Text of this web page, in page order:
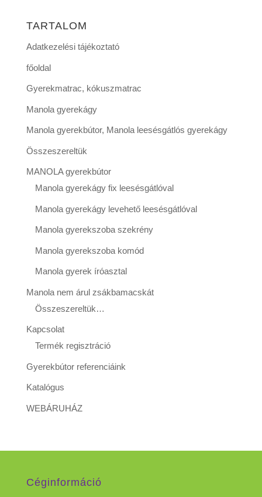
TARTALOM
Adatkezelési tájékoztató
főoldal
Gyerekmatrac, kókuszmatrac
Manola gyerekágy
Manola gyerekbútor, Manola leesésgátlós gyerekágy
Összeszereltük
MANOLA gyerekbútor
Manola gyerekágy fix leesésgátlóval
Manola gyerekágy levehető leesésgátlóval
Manola gyerekszoba szekrény
Manola gyerekszoba komód
Manola gyerek íróasztal
Manola nem árul zsákbamacskát
Összeszereltük…
Kapcsolat
Termék regisztráció
Gyerekbútor referenciáink
Katalógus
WEBÁRUHÁZ
Céginformáció